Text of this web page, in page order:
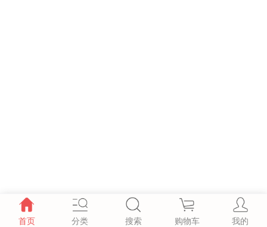
首页 分类 搜索 购物车 我的